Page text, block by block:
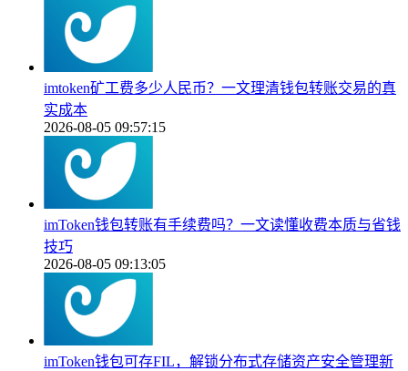
imtoken矿工费多少人民币？一文理清钱包转账交易的真
实成本
2026-08-05 09:57:15
imToken钱包转账有手续费吗？一文读懂收费本质与省钱
技巧
2026-08-05 09:13:05
imToken钱包可存FIL，解锁分布式存储资产安全管理新